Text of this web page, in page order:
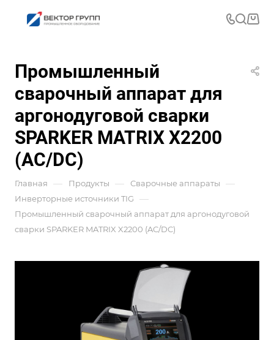
Промышленный
сварочный аппарат для
аргонодуговой сварки
SPARKER MATRIX X2200
(AC/DC)
Главная — Продукты — Сварочные аппараты —
Инверторные источники TIG —
Промышленный сварочный аппарат для аргонодуговой
сварки SPARKER MATRIX X2200 (AC/DC)